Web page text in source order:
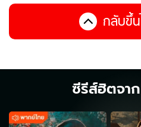
กลับขึ้
ซีรีส์ฮิตจาก